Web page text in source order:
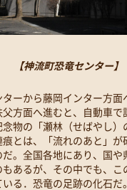
【神流町恐竜センター】
ーから藤岡インター方面
父方面へ進むと、自動車
物の「瀬林（せばやし）
とは、「流れのあと」が
。全国各地にあり、国
あるが、その中でも、
る．恐竜の足跡の化石だ